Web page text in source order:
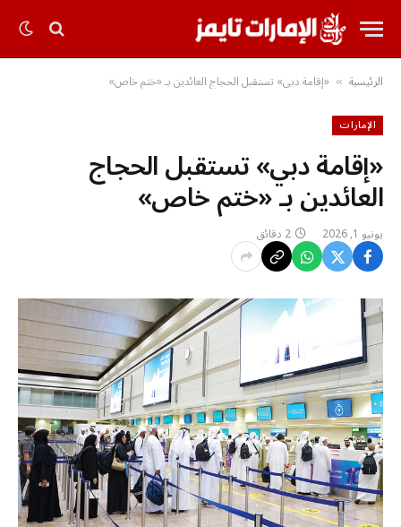
الرئيسية » «إقامة دبي» تستقبل الحجاج العائدين بـ «ختم خاص»
الإمارات
«إقامة دبي» تستقبل الحجاج
العائدين بـ «ختم خاص»
يونيو 1, 2026 2 دقائق